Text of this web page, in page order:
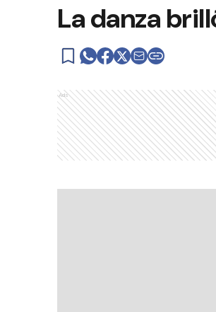
La danza
Ads